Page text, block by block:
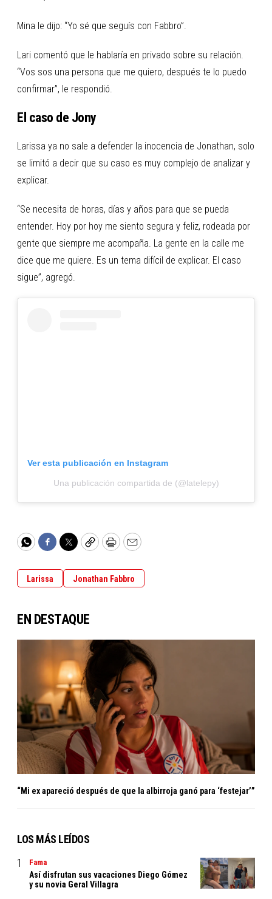
Mina le dijo: “Yo sé que seguís con Fabbro”.
Lari comentó que le hablaría en privado sobre su relación.
“Vos sos una persona que me quiero, después te lo puedo
confirmar”, le respondió.
El caso de Jony
Larissa ya no sale a defender la inocencia de Jonathan, solo
se limitó a decir que su caso es muy complejo de analizar y
explicar.
“Se necesita de horas, días y años para que se pueda
entender. Hoy por hoy me siento segura y feliz, rodeada por
gente que siempre me acompaña. La gente en la calle me
dice que me quiere. Es un tema difícil de explicar. El caso
sigue”, agregó.
Ver esta publicación en Instagram
Una publicación compartida de (@latelepy)
WhatsApp
Facebook
TwitterCopyPrintEmail
Larissa Jonathan Fabbro
EN DESTAQUE
“Mi ex apareció después de que la albirroja ganó para ‘festejar’”
LOS MÁS LEÍDOS
Fama
Así disfrutan sus vacaciones Diego Gómez
y su novia Geral Villagra